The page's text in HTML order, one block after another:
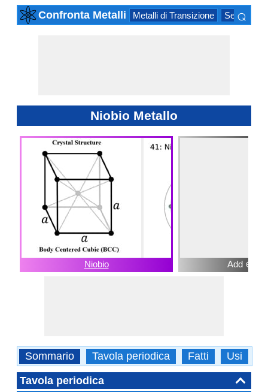
Confronta Metalli Metalli di Transizione Serie
⌕
Niobio Metallo
Niobio Add ⊕
Sommario Tavola periodica Fatti Usi
Tavola periodica